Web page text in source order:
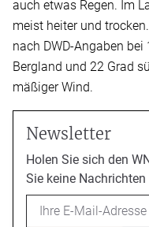
auch etwas Regen. Im
meist heiter und
nach DWD-Angaben
Bergland und 22 Grad
mäßiger Wind.
Newsletter
Holen Sie sich den
Sie keine
Email